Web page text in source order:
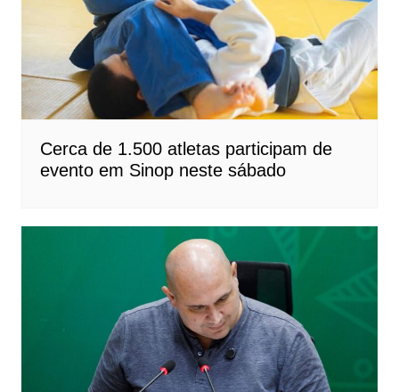
Cerca de 1.500 atletas participam de
evento em Sinop neste sábado